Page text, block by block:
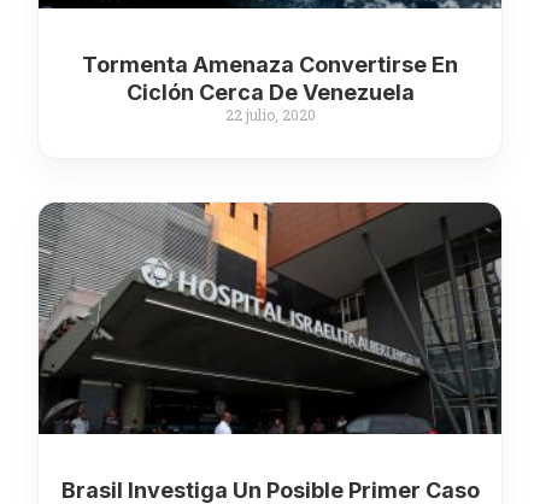
Tormenta Amenaza Convertirse En
Ciclón Cerca De Venezuela
22 julio, 2020
Brasil Investiga Un Posible Primer Caso